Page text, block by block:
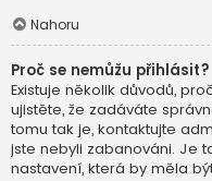
Nahoru
Proč se nemůžu přihlásit?
Existuje několik důvodů,
ujistěte, že zadáváte
tomu tak je, kontaktujte
jste nebyli zabanováni. Je
nastavení, která by měla